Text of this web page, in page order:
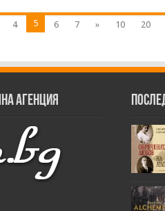
4 5 6 7 » 10 20
агенция